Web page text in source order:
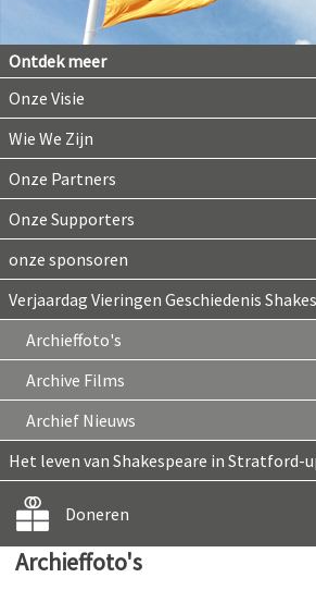
Ontdek meer
Onze Visie
Wie We Zijn
Onze Partners
Onze Supporters
onze sponsoren
Verjaardag Vieringen Geschiedenis
Archieffoto's
Archive Films
Archief Nieuws
Het leven van Shakespeare in Stratford-
Doneren
Archieffoto's